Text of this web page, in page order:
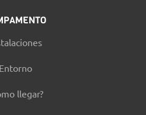
Entorno
llegar?